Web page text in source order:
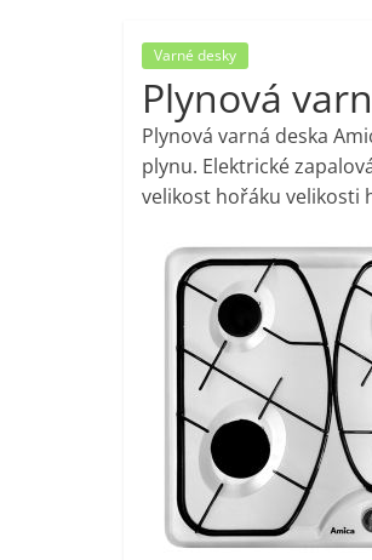
porovnání,
pračky,
televize,
mobilní
telefony,
kávovary,
bazény
Varné desky
Plynová
Plynová varná deska
plynu. Elektrické
velikost hořáku velikosti